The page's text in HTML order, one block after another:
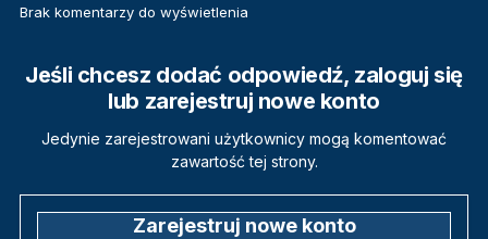
Brak komentarzy do wyświetlenia
Jeśli chcesz dodać odpowiedź, zaloguj się
lub zarejestruj nowe konto
Jedynie zarejestrowani użytkownicy mogą komentować
zawartość tej strony.
Zarejestruj nowe konto